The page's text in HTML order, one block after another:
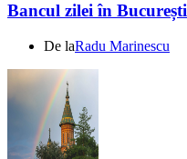
Bancul zilei în
De laRadu Marinescu